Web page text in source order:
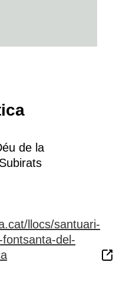
de la
llocs/santuari-
del-